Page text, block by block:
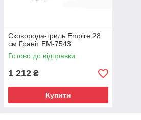
Сковорода-гриль Empire 28
см Граніт ЕМ-7543
Готово до відправки
1 212 ₴
Купити